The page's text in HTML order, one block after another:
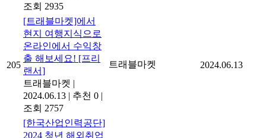
조회 2935
205
[트래블마켓]에서
현지 여행지식으로
온라인에서 수익창
출 해보세요! [프리
랜서]
트래블마켓 |
2024.06.13 | 추천 0 |
조회 2757
트래블마켓 2024.06.13
[한국산업인력공단]
2024 청년 해외취업